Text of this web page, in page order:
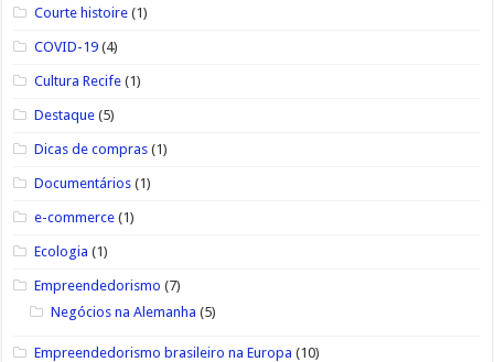
Courte histoire (1)
COVID-19 (4)
Cultura Recife (1)
Destaque (5)
Dicas de compras (1)
Documentários (1)
e-commerce (1)
Ecologia (1)
Empreendedorismo (7)
Negócios na Alemanha (5)
Empreendedorismo brasileiro na Europa (10)